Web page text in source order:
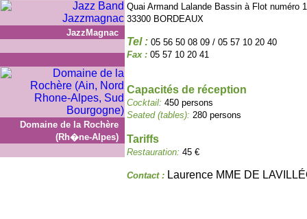
JazzMagnac
Domaine de la Rochère
(Rh�ne-Alpes)
Quai Armand Lalande Bassin à Flot numéro 1
33300 BORDEAUX
Tel : 05 56 50 08 09 / 05 57 10 20 40
Fax : 05 57 10 20 41
Capacités de réception
Cocktail: 450 persons
Seated (tables): 280 persons
Tariffs
Restauration: 45 €
Contact : Laurence MME DE